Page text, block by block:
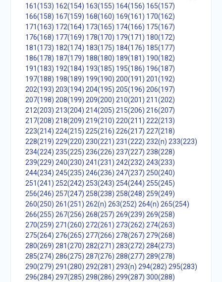
161(153) 162(154) 163(155) 164(156) 165(157)
166(158) 167(159) 168(160) 169(161) 170(162)
171(163) 172(164) 173(165) 174(166) 175(167)
176(168) 177(169) 178(170) 179(171) 180(172)
181(173) 182(174) 183(175) 184(176) 185(177)
186(178) 187(179) 188(180) 189(181) 190(182)
191(183) 192(184) 193(185) 195(186) 196(187)
197(188) 198(189) 199(190) 200(191) 201(192)
202(193) 203(194) 204(195) 205(196) 206(197)
207(198) 208(199) 209(200) 210(201) 211(202)
212(203) 213(204) 214(205) 215(206) 216(207)
217(208) 218(209) 219(210) 220(211) 222(213)
223(214) 224(215) 225(216) 226(217) 227(218)
228(219) 229(220) 230(221) 231(222) 232(n) 233(223)
234(224) 235(225) 236(226) 237(227) 238(228)
239(229) 240(230) 241(231) 242(232) 243(233)
244(234) 245(235) 246(236) 247(237) 250(240)
251(241) 252(242) 253(243) 254(244) 255(245)
256(246) 257(247) 258(238) 258(248) 259(249)
260(250) 261(251) 262(n) 263(252) 264(n) 265(254)
266(255) 267(256) 268(257) 269(239) 269(258)
270(259) 271(260) 272(261) 273(262) 274(263)
275(264) 276(265) 277(266) 278(267) 279(268)
280(269) 281(270) 282(271) 283(272) 284(273)
285(274) 286(275) 287(276) 288(277) 289(278)
290(279) 291(280) 292(281) 293(n) 294(282) 295(283)
296(284) 297(285) 298(286) 299(287) 300(288)